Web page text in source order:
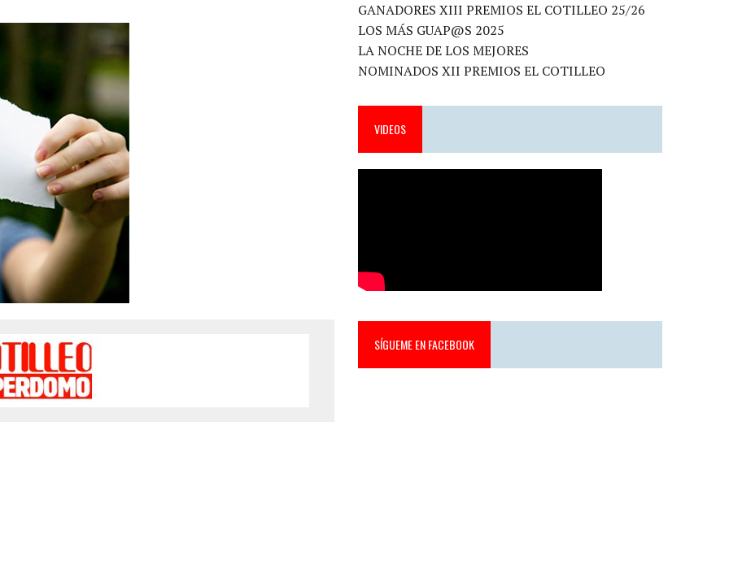
ESTE 17 DE MARZO
EN LA X GALA DE LOS PREMIOS EL COTILLEO
LA CANTINA!
DE SANDRA LORENA PERDOMO EN YOUTUBE, «EL COTILLEO DE LA PERDOMO
GANADORES XIII PREMIOS EL COTILLEO 25/26
LOS MÁS GUAP@S 2025
LA NOCHE DE LOS MEJORES
NOMINADOS XII PREMIOS EL COTILLEO
VIDEOS
SÍGUEME EN FACEBOOK